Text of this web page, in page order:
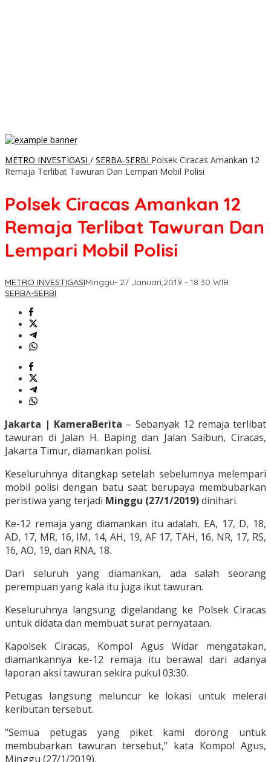
METRO INVESTIGASI / SERBA-SERBI Polsek Ciracas Amankan 12
Remaja Terlibat Tawuran Dan Lempari Mobil Polisi
Polsek Ciracas Amankan 12
Remaja Terlibat Tawuran Dan
Lempari Mobil Polisi
METRO INVESTIGASIMinggu- 27 Januari,2019 - 18:30 WIB
SERBA-SERBI
Jakarta | KameraBerita – Sebanyak 12 remaja terlibat
tawuran di Jalan H. Baping dan Jalan Saibun, Ciracas,
Jakarta Timur, diamankan polisi.
Keseluruhnya ditangkap setelah sebelumnya melempari
mobil polisi dengan batu saat berupaya membubarkan
peristiwa yang terjadi Minggu (27/1/2019)dinihari.
Ke-12 remaja yang diamankan itu adalah, EA, 17, D, 18,
AD, 17, MR, 16, IM, 14, AH, 19, AF 17, TAH, 16, NR, 17, RS,
16, AO, 19, dan RNA, 18.
Dari seluruh yang diamankan, ada salah seorang
perempuan yang kala itu juga ikut tawuran.
Keseluruhnya langsung digelandang ke Polsek Ciracas
untuk didata dan membuat surat pernyataan.
Kapolsek Ciracas, Kompol Agus Widar mengatakan,
diamankannya ke-12 remaja itu berawal dari adanya
laporan aksi tawuran sekira pukul 03:30.
Petugas langsung meluncur ke lokasi untuk melerai
keributan tersebut.
“Semua petugas yang piket kami dorong untuk
membubarkan tawuran tersebut,” kata Kompol Agus,
Minggu (27/1/2019).